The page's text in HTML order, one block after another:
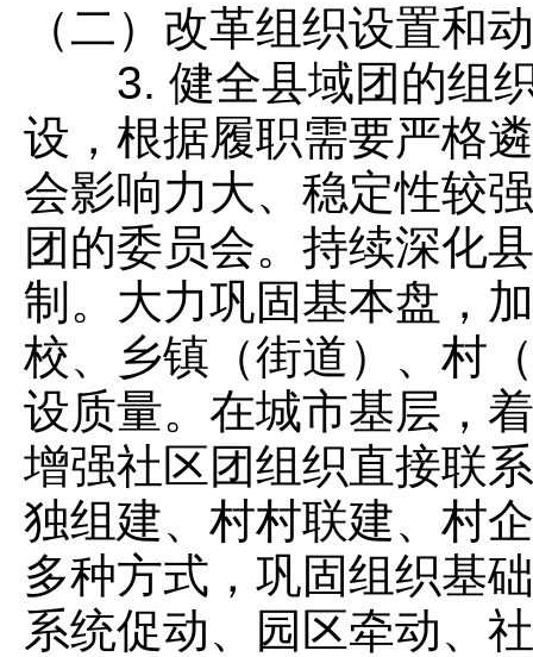
（二）改革组织设置和
3. 健全县域团的组织
设，根据履职需要严格
会影响力大、稳定性较
团的委员会。持续深化
制。大力巩固基本盘，
校、乡镇（街道）、村
设质量。在城市基层，
增强社区团组织直接联
独组建、村村联建、村
多种方式，巩固组织基
系统促动、园区牵动、